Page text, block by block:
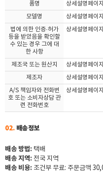
품명
상세설명페이
모델명
상세설명페이
법에 의한 인증·허가
등을 받았음을 확인할
수 있는 경우 그에 대
한 사항
상세설명페이
제조국 또는 원산지
상세설명페이
제조자
상세설명페이
A/S 책임자와 전화번
호 또는 소비자상담 관
련 전화번호
상세설명페이
02. 배송정보
배송 방법: 택배
배송 지역: 전국 지역
배송 비용: 조건부 무료: 주문금액